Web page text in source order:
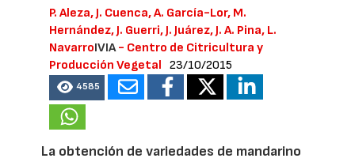
P. Aleza, J. Cuenca, A. García-Lor, M.
Hernández, J. Guerri, J. Juárez, J. A. Pina, L.
NavarroIVIA- Centro de Citricultura y
Producción Vegetal
23/10/2015
4585
La obtención de variedades de mandarino